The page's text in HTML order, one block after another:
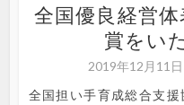
全国優良経営
賞をい
2019年12月11日
全国担い手育成総合支